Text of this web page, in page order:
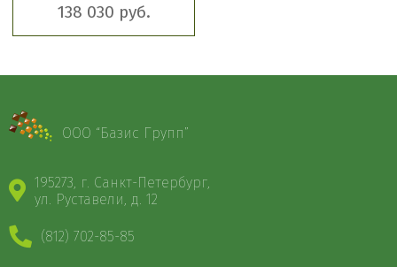
138 030 руб.
ООО “Базис Групп”
195273, г. Санкт-Петербург,
ул. Руставели, д. 12
(812) 702-85-85